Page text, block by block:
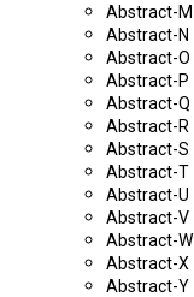
Abstract-M
Abstract-N
Abstract-O
Abstract-P
Abstract-Q
Abstract-R
Abstract-S
Abstract-T
Abstract-U
Abstract-V
Abstract-W
Abstract-X
Abstract-Y